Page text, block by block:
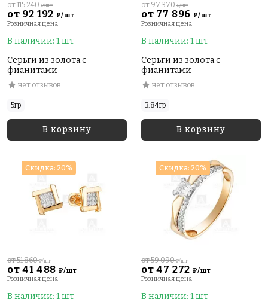
от 92 192 ₽/шт
от 115 240₽/шт
Розничная цена
В наличии: 1 шт
Серьги из золота с
фианитами
нет отзывов
5гр
В корзину
от 77 896 ₽/шт
от 97 370₽/шт
Розничная цена
В наличии: 1 шт
Серьги из золота с
фианитами
нет отзывов
3.84гр
В корзину
от 41 488 ₽/шт
от 51 860₽/шт
Розничная цена
В наличии: 1 шт
Скидка: 20%
от 47 272 ₽/шт
от 59 090₽/шт
Розничная цена
В наличии: 1 шт
Скидка: 20%